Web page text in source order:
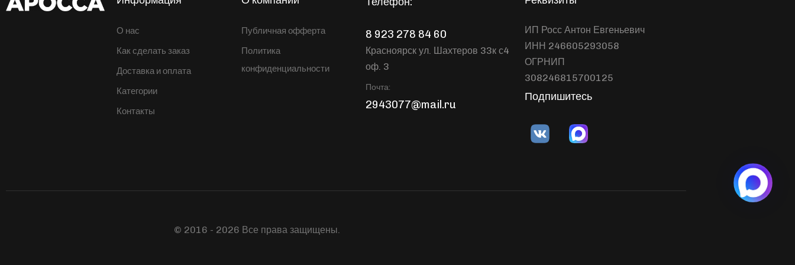
О нас
Как сделать заказ
Доставка и оплата
Категории
Контакты
Публичная офферта
Политика
конфиденциальности
8 923 278 84 60
Красноярск ул. Шахтеров 33к с4
оф. 3
Почта:
2943077@mail.ru
ИП Росс Антон Евгеньевич
ИНН 246605293058
ОГРНИП
308246815700125
Подпишитесь
© 2016 - 2026 Все права защищены.